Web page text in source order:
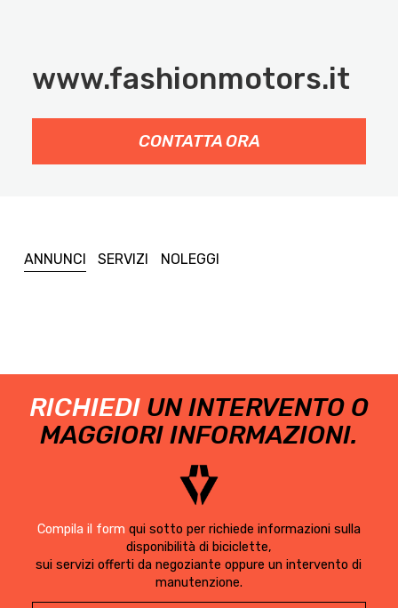
www.fashionmotors.it
CONTATTA ORA
ANNUNCI SERVIZI NOLEGGI
RICHIEDIUN INTERVENTO O
MAGGIORI INFORMAZIONI.
Compila il form qui sotto per richiede informazioni sulla
disponibilità di biciclette,
sui servizi offerti da negoziante oppure un intervento di
manutenzione.